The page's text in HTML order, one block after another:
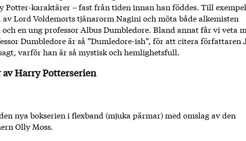
Potter-karaktärer – fast från tiden innan han föddes. Till
av Lord Voldemorts tjänarorm Nagini och möta både alkemisten
en ung professor Albus Dumbledore. Bland annat får vi veta
Dumbledore är så ”Dumledore-ish”, för att citera författaren
varför han är så mystisk och hemlighetsfull.
av Harry Potterserien
nya bokserien i flexband (mjuka pärmar) med omslag av den
Olly Moss.